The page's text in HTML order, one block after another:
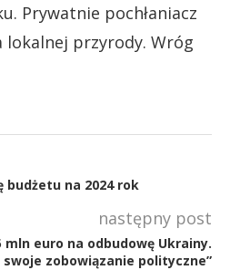
Prywatnie pochłaniacz
lokalnej przyrody. Wróg
budżetu na 2024 rok
następny post
mln euro na odbudowę Ukrainy.
swoje zobowiązanie polityczne”